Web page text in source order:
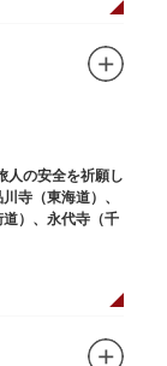
人の安全を祈願し
寺（東海道）、
）、永代寺（千